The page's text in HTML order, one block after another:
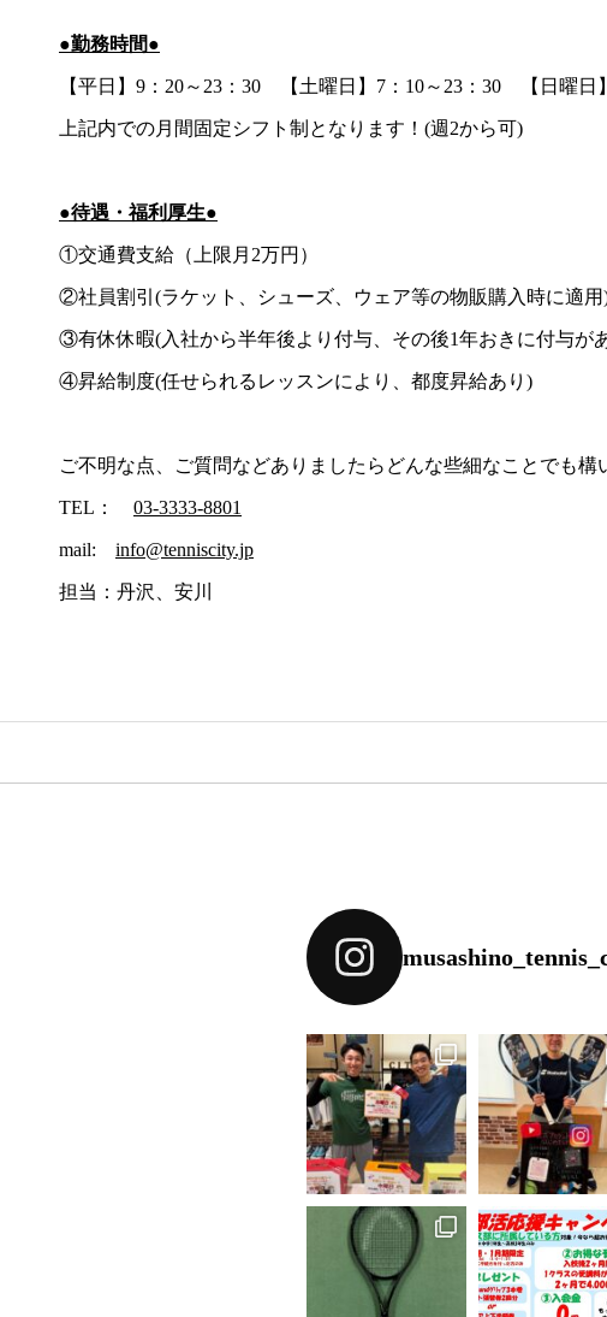
●勤務時間●
【平日】9：20～23：30 【土曜日】7：10～23：30 【日曜日
上記内での月間固定シフト制となります！(週2から可)
●待遇・福利厚生●
①交通費支給（上限月2万円）
②社員割引(ラケット、シューズ、ウェア等の物販購入時に適用
③有休休暇(入社から半年後より付与、その後1年おきに付与が
④昇給制度(任せられるレッスンにより、都度昇給あり)
ご不明な点、ご質問などありましたらどんな些細なことでも構
TEL： 03-3333-8801
mail: info@tenniscity.jp
担当：丹沢、安川